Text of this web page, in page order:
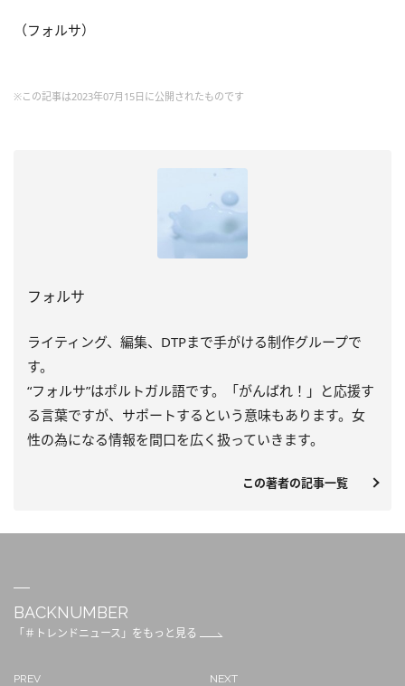
（フォルサ）
※この記事は2023年07月15日に公開されたものです
フォルサ
ライティング、編集、DTPまで手がける制作グループで
す。
“フォルサ”はポルトガル語です。「がんばれ！」と応援す
る言葉ですが、サポートするという意味もあります。女
性の為になる情報を間口を広く扱っていきます。
この著者の記事一覧
BACKNUMBER
「＃トレンドニュース」をもっと見る
PREV NEXT